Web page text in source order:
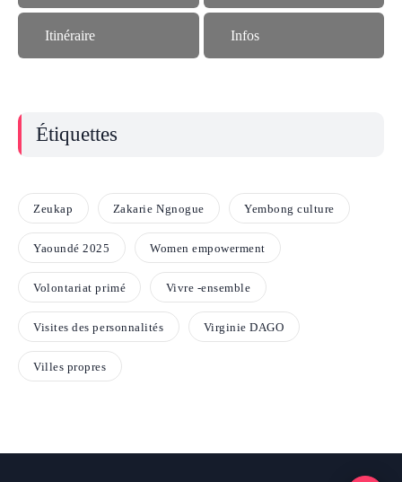
Itinéraire Infos
Étiquettes
Zeukap Zakarie Ngnogue Yembong culture
Yaoundé 2025 Women empowerment
Volontariat primé Vivre -ensemble
Visites des personnalités Virginie DAGO
Villes propres